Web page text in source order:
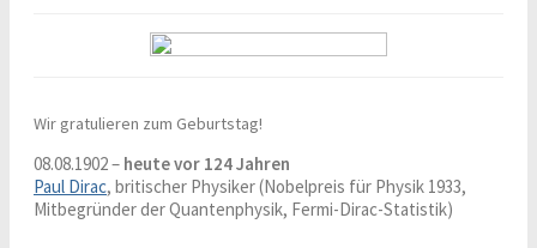
Wir gratulieren zum Geburtstag!
08.08.1902 – heute vor 124 Jahren
Paul Dirac, britischer Physiker (Nobelpreis für Physik 1933,
Mitbegründer der Quantenphysik, Fermi-Dirac-Statistik)